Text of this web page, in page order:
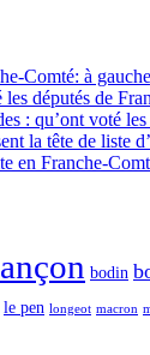
Comté: à
députés de
: qu’ont voté
la tête de liste
en Franche-
bodin
le pen longeot macron